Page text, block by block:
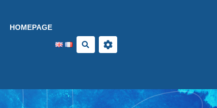
HOMEPAGE
Search